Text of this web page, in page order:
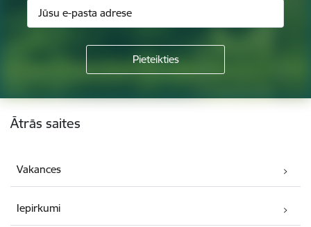
Kājene
Ātrās saites
Vakances
Iepirkumi